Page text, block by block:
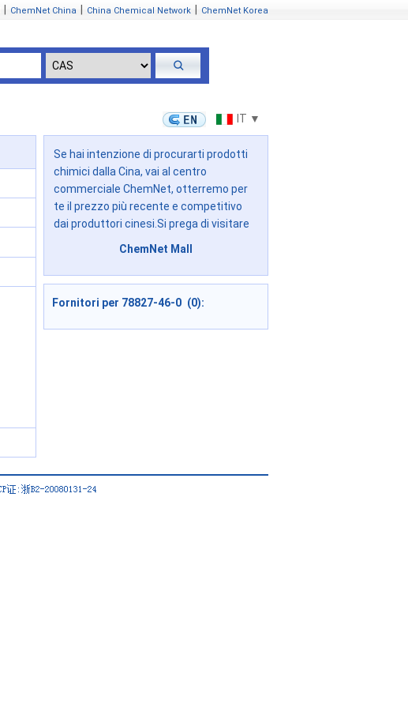
ChemNet China China Chemical Network ChemNet Korea
IT ▼
Se hai intenzione di procurarti prodotti
chimici dalla Cina, vai al centro
commerciale ChemNet, otterremo per
te il prezzo più recente e competitivo
dai produttori cinesi.Si prega di visitare
ChemNet Mall
Fornitori per 78827-46-0 (0):